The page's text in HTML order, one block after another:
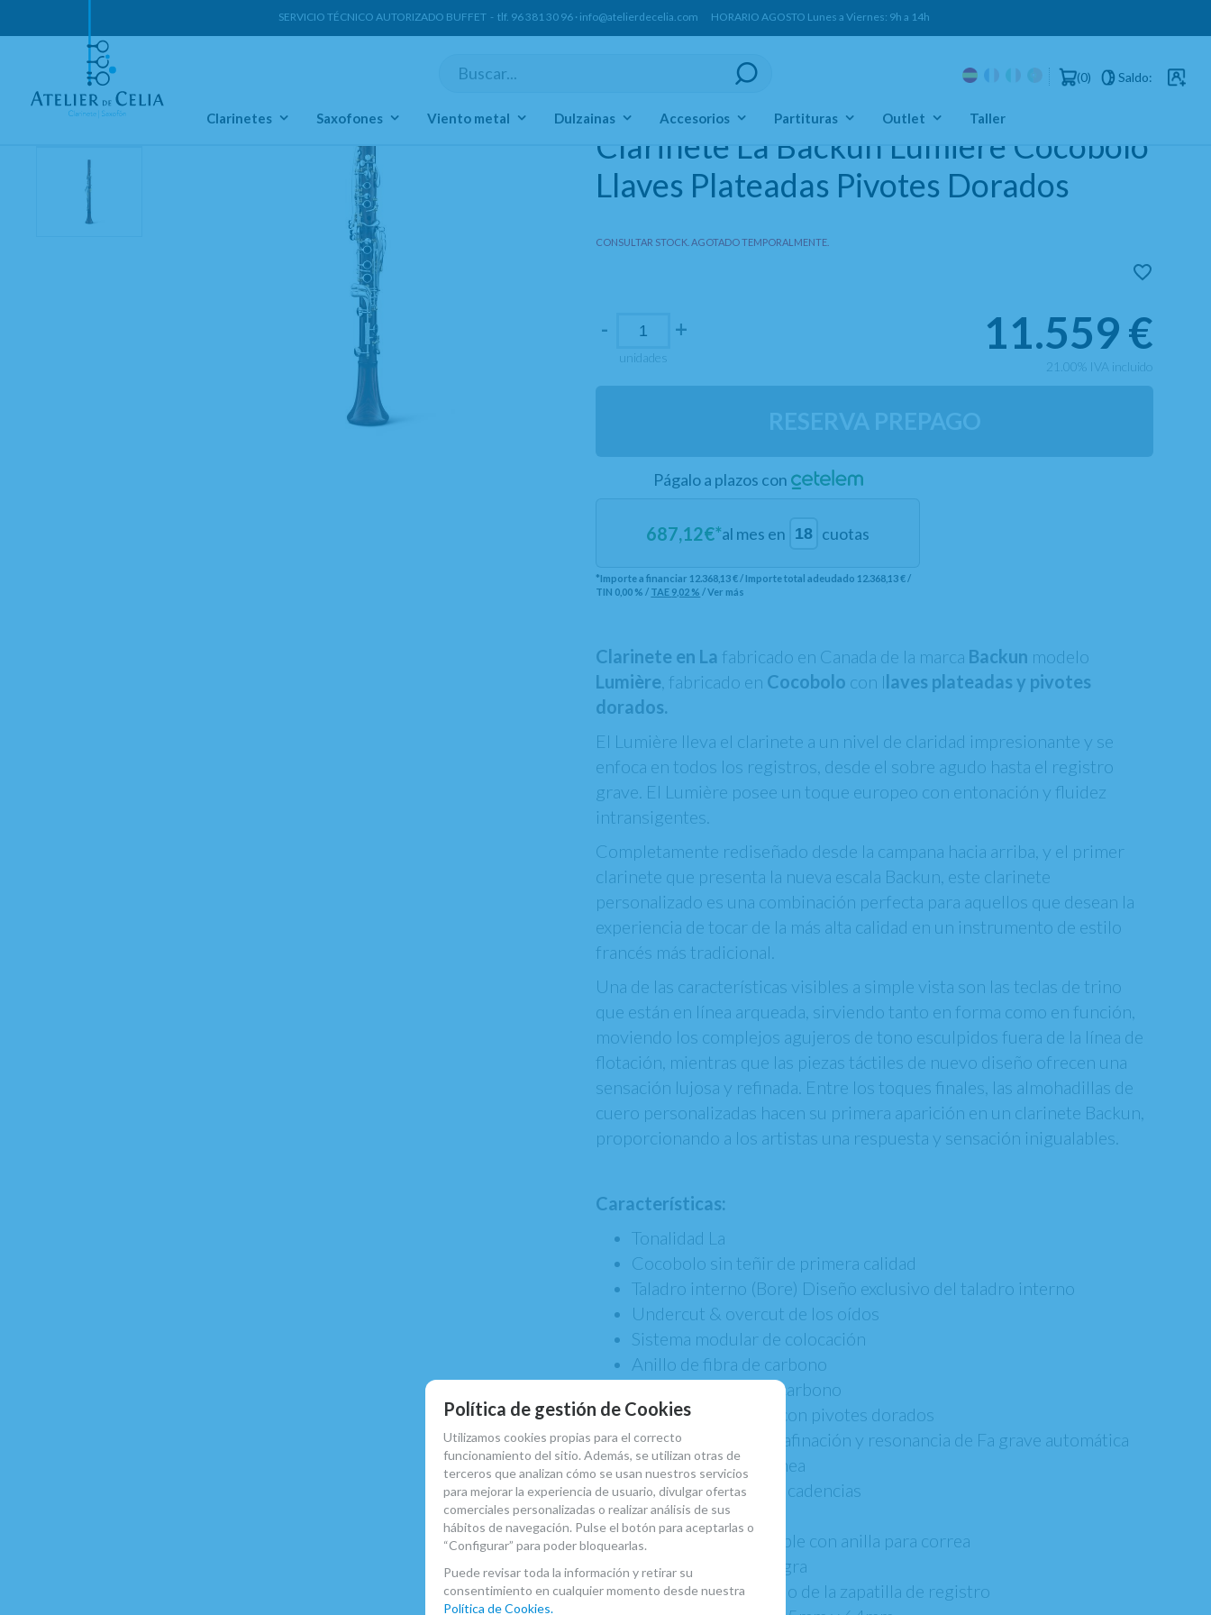
SERVICIO TÉCNICO AUTORIZADO BUFFET - tlf. 96 381 30 96 · info@atelierdecelia.com HORARIO AGOSTO Lunes a Viernes: 9h a 14h
0 Saldo:
Clarinetes Saxofones Viento metal Dulzainas Accesorios Partituras Outlet Taller
Clarinete La Backun Lumiere Cocobolo
Llaves Plateadas Pivotes Dorados
CONSULTAR STOCK. AGOTADO TEMPORALMENTE.
-
unidades
+ 11.559€
21.00% IVA incluido
RESERVA PREPAGO
Págalo a plazos con
687,12€*al mes en cuotas
*Importe a financiar 12.368,13 €/ Importe total adeudado 12.368,13 €/
TIN 0,00 % / TAE 9,02 % /Ver más
Clarinete en La fabricado en Canada de la marca Backun modelo
Lumière , fabricado en Cocobolo con llaves plateadas y pivotes
dorados.
El Lumière lleva el clarinete a un nivel de claridad impresionante y se
enfoca en todos los registros, desde el sobre agudo hasta el registro
grave. El Lumière posee un toque europeo con entonación y fluidez
intransigentes.
Completamente rediseñado desde la campana hacia arriba, y el primer
clarinete que presenta la nueva escala Backun, este clarinete
personalizado es una combinación perfecta para aquellos que desean la
experiencia de tocar de la más alta calidad en un instrumento de estilo
francés más tradicional.
Una de las características visibles a simple vista son las teclas de trino
que están en línea arqueada, sirviendo tanto en forma como en función,
moviendo los complejos agujeros de tono esculpidos fuera de la línea de
flotación, mientras que las piezas táctiles de nuevo diseño ofrecen una
sensación lujosa y refinada. Entre los toques finales, las almohadillas de
cuero personalizadas hacen su primera aparición en un clarinete Backun,
proporcionando a los artistas una respuesta y sensación inigualables.
Características:
Tonalidad La
Cocobolo sin teñir de primera calidad
Taladro interno (Bore) Diseño exclusivo del taladro interno
Undercut & overcut de los oídos
Sistema modular de colocación
Anillo de fibra de carbono
Espigas de fibra de carbono
18 llaves plateadas con pivotes dorados
Llave corrección de afinación y resonancia de Fa grave automática
Llaves de trino en línea
Muelle helicoidal en cadencias
Tornillos de ajuste
Apoya pulgar ajustable con anilla para correa
Zapatillas en piel negra
Diseño personalizado de la zapatilla de registro
Política de gestión de Cookies
Utilizamos cookies propias para el correcto
funcionamiento del sitio. Además, se utilizan otras de
terceros que analizan cómo se usan nuestros servicios
para mejorar la experiencia de usuario, divulgar ofertas
comerciales personalizadas o realizar análisis de sus
hábitos de navegación. Pulse el botón para aceptarlas o
“Configurar” para poder bloquearlas.
Puede revisar toda la información y retirar su
consentimiento en cualquier momento desde nuestra
Política de Cookies.